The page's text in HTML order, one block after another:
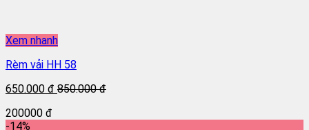
Xem nhanh
Rèm vải HH 58
650.000 đ 850.000 đ
200000 đ
-14%